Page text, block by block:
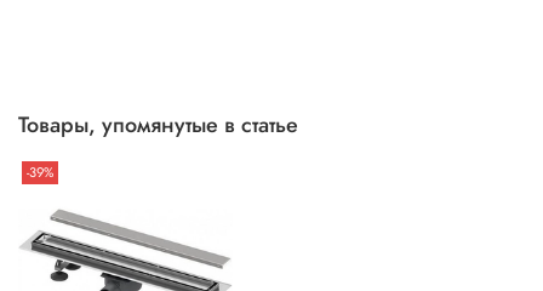
Товары, упомянутые в статье
-39%